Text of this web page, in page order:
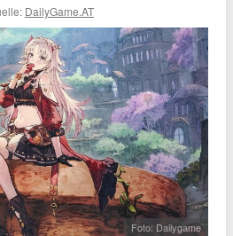
DailyGame.AT
Foto: Dailygame